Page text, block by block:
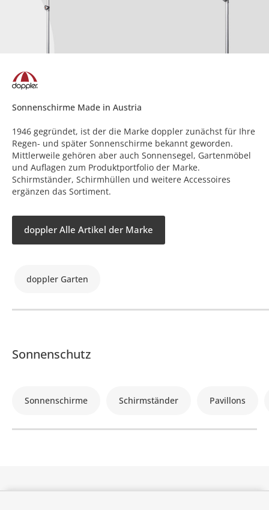
Sonnenschirme Made in Austria
1946 gegründet, ist der die Marke doppler zunächst für Ihre
Regen- und später Sonnenschirme bekannt geworden.
Mittlerweile gehören aber auch Sonnensegel, Gartenmöbel
und Auflagen zum Produktportfolio der Marke.
Schirmständer, Schirmhüllen und weitere Accessoires
ergänzen das Sortiment.
doppler Alle Artikel der Marke
doppler Garten
Sonnenschutz
Sonnenschirme Schirmständer Pavillons